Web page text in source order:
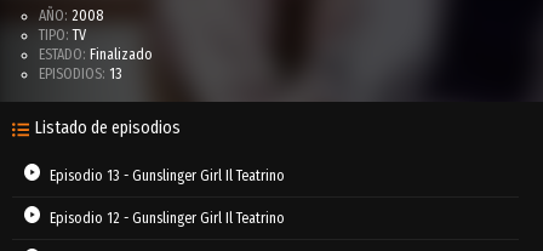
AÑO: 2008
TIPO: TV
ESTADO: Finalizado
EPISODIOS: 13
Listado de episodios
Episodio 13 - Gunslinger Girl Il Teatrino
Episodio 12 - Gunslinger Girl Il Teatrino